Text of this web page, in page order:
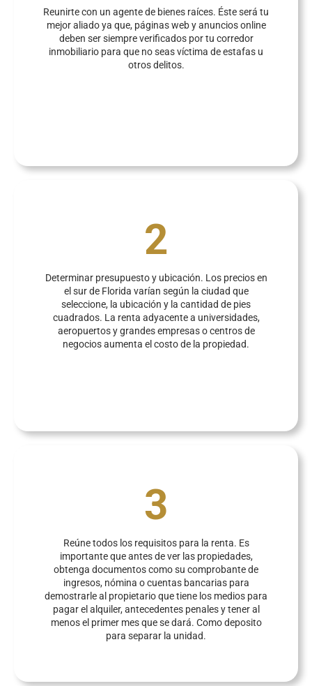
Reunirte con un agente de bienes raíces. Éste será tu
mejor aliado ya que, páginas web y anuncios online
deben ser siempre verificados por tu corredor
inmobiliario para que no seas víctima de estafas u
otros delitos.
2
Determinar presupuesto y ubicación. Los precios en
el sur de Florida varían según la ciudad que
seleccione, la ubicación y la cantidad de pies
cuadrados. La renta adyacente a universidades,
aeropuertos y grandes empresas o centros de
negocios aumenta el costo de la propiedad.
3
Reúne todos los requisitos para la renta. Es
importante que antes de ver las propiedades,
obtenga documentos como su comprobante de
ingresos, nómina o cuentas bancarias para
demostrarle al propietario que tiene los medios para
pagar el alquiler, antecedentes penales y tener al
menos el primer mes que se dará. Como deposito
para separar la unidad.